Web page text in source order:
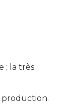
: la très
production.